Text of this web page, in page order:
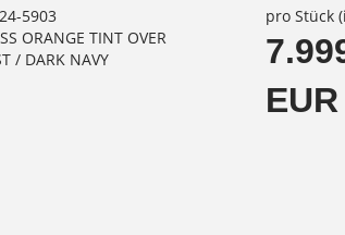
5903
ORANGE TINT OVER
/ DARK NAVY
pro Stück
EUR